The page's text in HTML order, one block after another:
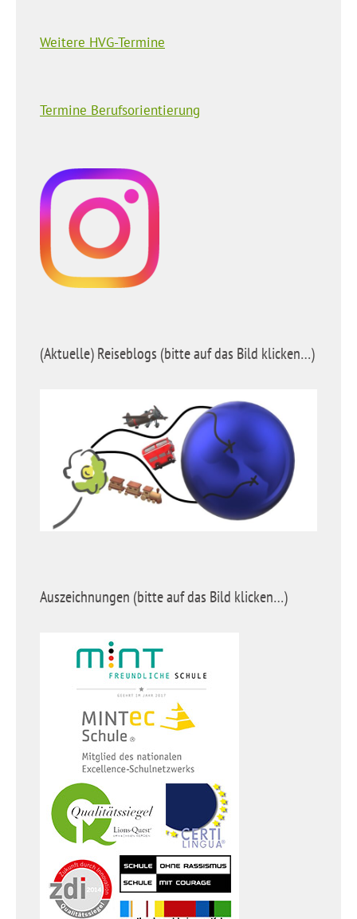
Weitere HVG-Termine
Termine Berufsorientierung
(Aktuelle) Reiseblogs (bitte auf das Bild klicken…)
Auszeichnungen (bitte auf das Bild klicken…)